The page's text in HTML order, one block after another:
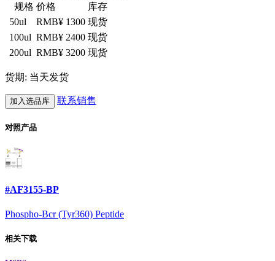
规格 价格
库存
50ul
RMB¥ 1300 现货
100ul RMB¥ 2400 现货
200ul RMB¥ 3200 现货
货期: 当天发货
加入选品库 联系销售
对照产品
#AF3155-BP
Phospho-Bcr (Tyr360) Peptide
相关下载